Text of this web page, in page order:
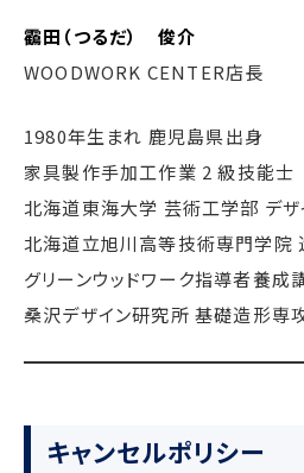
靍田（つるだ） 俊介
WOODWORK CENTER店長
1980年生まれ 鹿児島県出身
家具製作手加工作業 2 級技能士
北海道東海大学 芸術工学部 デザ
北海道立旭川高等技術専門学院
グリーンウッドワーク指導者養成
桑沢デザイン研究所 基礎造形専
キャンセルポリシー